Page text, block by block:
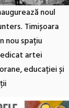
noul
Timișoara
nou spațiu
artei
educației și